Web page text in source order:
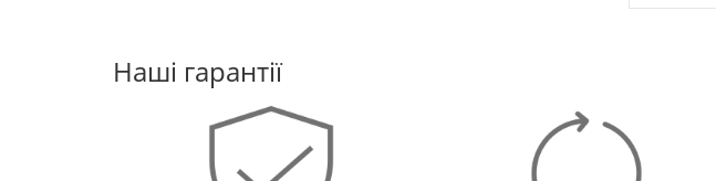
Наші гарантії